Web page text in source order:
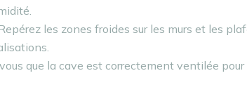
les zones froides sur les murs et les
que la cave est correctement ventilée